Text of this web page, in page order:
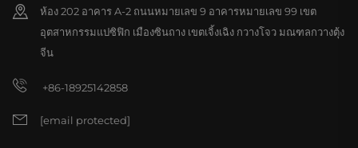
ห้อง 202 อาคาร A-2 ถนนหมายเลข 9 อาคารหมายเลข 99 เขต
อุตสาหกรรมแปซิฟิก เมืองซินถาง เขตเจิ้งเฉิง กวางโจว มณฑลกวางตุ้ง
จีน
+86-18925142858
[email protected]